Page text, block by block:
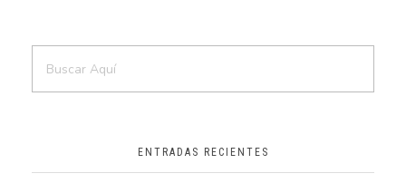
ENTRADAS RECIENTES